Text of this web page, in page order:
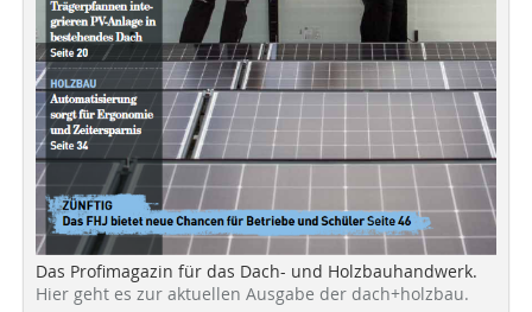
Das Profimagazin für das Dach- und Holzbauhandwerk.
Hier geht es zur aktuellen Ausgabe der dach+holzbau.